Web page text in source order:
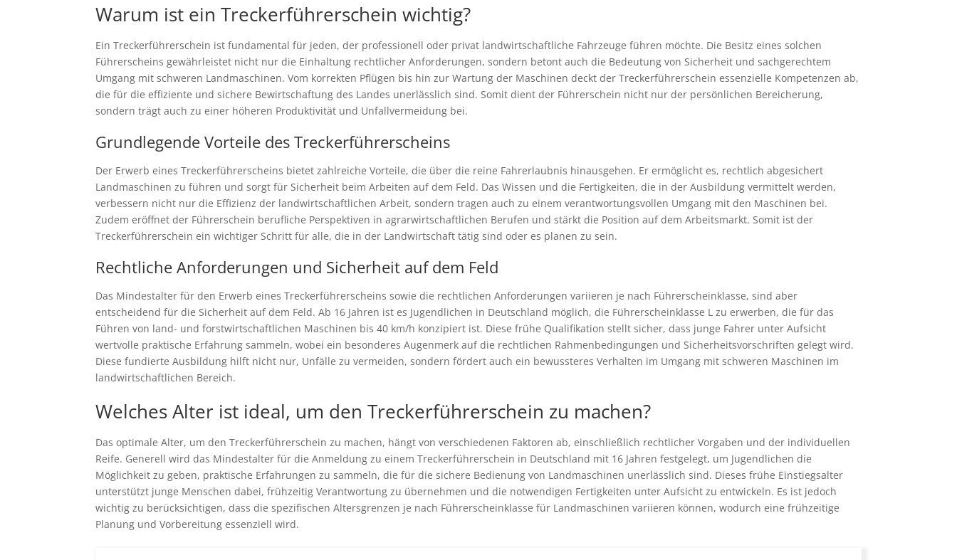
Warum ist ein Treckerführerschein wichtig?
Ein Treckerführerschein ist fundamental für jeden, der professionell oder privat landwirtschaftliche Fahrzeuge führen möchte. Die Besitz eines solchen
Führerscheins gewährleistet nicht nur die Einhaltung rechtlicher Anforderungen, sondern betont auch die Bedeutung von Sicherheit und sachgerechtem
Umgang mit schweren Landmaschinen. Vom korrekten Pflügen bis hin zur Wartung der Maschinen deckt der Treckerführerschein essenzielle Kompetenzen ab,
die für die effiziente und sichere Bewirtschaftung des Landes unerlässlich sind. Somit dient der Führerschein nicht nur der persönlichen Bereicherung,
sondern trägt auch zu einer höheren Produktivität und Unfallvermeidung bei.
Grundlegende Vorteile des Treckerführerscheins
Der Erwerb eines Treckerführerscheins bietet zahlreiche Vorteile, die über die reine Fahrerlaubnis hinausgehen. Er ermöglicht es, rechtlich abgesichert
Landmaschinen zu führen und sorgt für Sicherheit beim Arbeiten auf dem Feld. Das Wissen und die Fertigkeiten, die in der Ausbildung vermittelt werden,
verbessern nicht nur die Effizienz der landwirtschaftlichen Arbeit, sondern tragen auch zu einem verantwortungsvollen Umgang mit den Maschinen bei.
Zudem eröffnet der Führerschein berufliche Perspektiven in agrarwirtschaftlichen Berufen und stärkt die Position auf dem Arbeitsmarkt. Somit ist der
Treckerführerschein ein wichtiger Schritt für alle, die in der Landwirtschaft tätig sind oder es planen zu sein.
Rechtliche Anforderungen und Sicherheit auf dem Feld
Das Mindestalter für den Erwerb eines Treckerführerscheins sowie die rechtlichen Anforderungen variieren je nach Führerscheinklasse, sind aber
entscheidend für die Sicherheit auf dem Feld. Ab 16 Jahren ist es Jugendlichen in Deutschland möglich, die Führerscheinklasse L zu erwerben, die für das
Führen von land- und forstwirtschaftlichen Maschinen bis 40 km/h konzipiert ist. Diese frühe Qualifikation stellt sicher, dass junge Fahrer unter Aufsicht
wertvolle praktische Erfahrung sammeln, wobei ein besonderes Augenmerk auf die rechtlichen Rahmenbedingungen und Sicherheitsvorschriften gelegt wird.
Diese fundierte Ausbildung hilft nicht nur, Unfälle zu vermeiden, sondern fördert auch ein bewussteres Verhalten im Umgang mit schweren Maschinen im
landwirtschaftlichen Bereich.
Welches Alter ist ideal, um den Treckerführerschein zu machen?
Das optimale Alter, um den Treckerführerschein zu machen, hängt von verschiedenen Faktoren ab, einschließlich rechtlicher Vorgaben und der individuellen
Reife. Generell wird das Mindestalter für die Anmeldung zu einem Treckerführerschein in Deutschland mit 16 Jahren festgelegt, um Jugendlichen die
Möglichkeit zu geben, praktische Erfahrungen zu sammeln, die für die sichere Bedienung von Landmaschinen unerlässlich sind. Dieses frühe Einstiegsalter
unterstützt junge Menschen dabei, frühzeitig Verantwortung zu übernehmen und die notwendigen Fertigkeiten unter Aufsicht zu entwickeln. Es ist jedoch
wichtig zu berücksichtigen, dass die spezifischen Altersgrenzen je nach Führerscheinklasse für Landmaschinen variieren können, wodurch eine frühzeitige
Planung und Vorbereitung essenziell wird.